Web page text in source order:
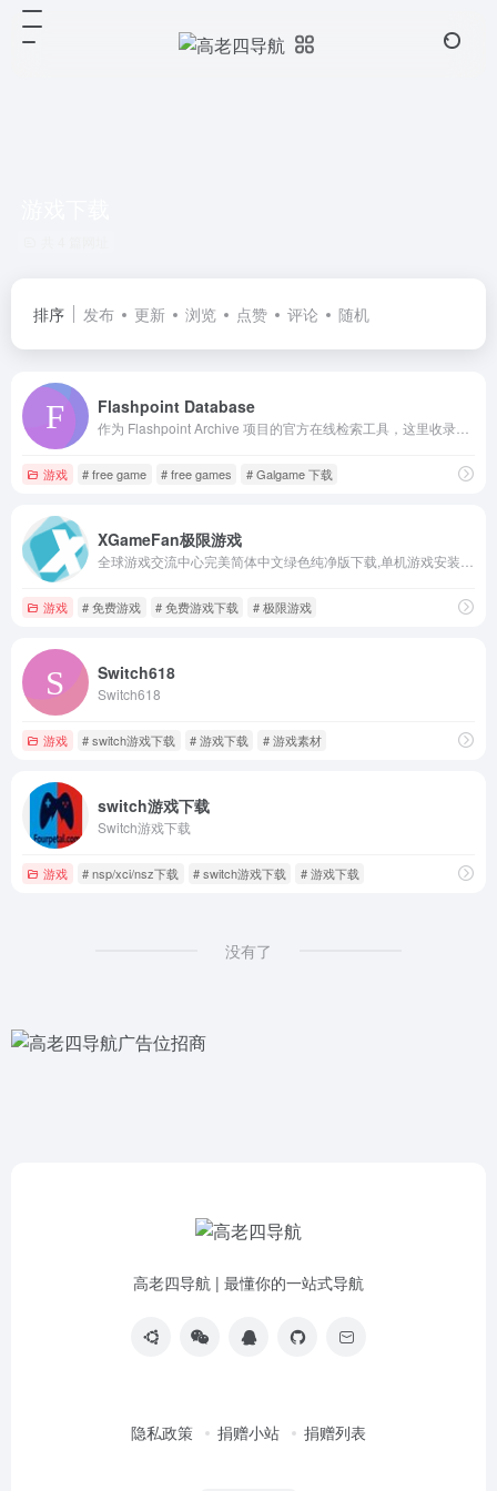
排序 发布 更新 浏览 点赞 评论 随机
Flashpoint Database
游戏 # free game # free games # Galgame 下载
XGameFan极限游戏
游戏 # 免费游戏 # 免费游戏下载 # 极限游戏
Switch618
Switch618
游戏 # switch游戏下载 # 游戏下载 # 游戏素材
switch游戏下载
Switch游戏下载
游戏 # nsp/xci/nsz下载 # switch游戏下载 # 游戏下载
没有了
高老四导航 | 最懂你的一站式导航
隐私政策 捐赠小站 捐赠列表